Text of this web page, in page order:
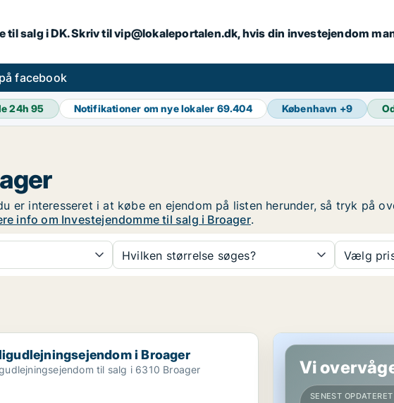
salg i DK. Skriv til vip@lokaleportalen.dk, hvis din investejendom
facebook
24h95 Notifikationer om nye lokaler 69.404 København +9
er interesseret i at købe en ejendom på listen herunder, så tryk på
info om Investejendomme til salg i Broager.
Hvilken størrelse søges? Vælg
i Broager
i Broager
til salg i 6310 Broager
Ejendom i Broager
Vi
SENEST OPDATERET